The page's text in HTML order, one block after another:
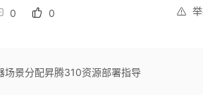
0 0
场景分配昇腾310资源部署指导